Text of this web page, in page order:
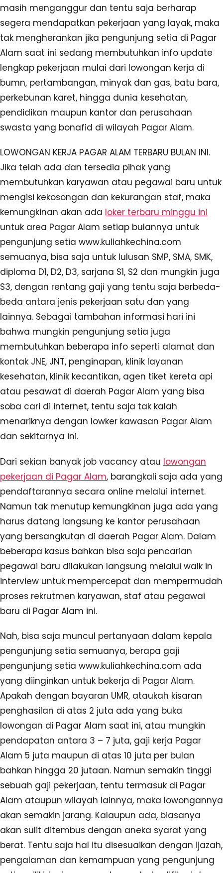
masih menganggur dan tentu saja berharap
segera mendapatkan pekerjaan yang layak, maka
tak mengherankan jika pengunjung setia di Pagar
Alam saat ini sedang membutuhkan info update
lengkap pekerjaan mulai dari lowongan kerja di
bumn, pertambangan, minyak dan gas, batu bara,
perkebunan karet, hingga dunia kesehatan,
pendidikan maupun kantor dan perusahaan
swasta yang bonafid di wilayah Pagar Alam.
LOWONGAN KERJA PAGAR ALAM TERBARU BULAN INI.
Jika telah ada dan tersedia pihak yang
membutuhkan karyawan atau pegawai baru untuk
mengisi kekosongan dan kekurangan staf, maka
kemungkinan akan ada loker terbaru minggu ini
untuk area Pagar Alam setiap bulannya untuk
pengunjung setia www.kuliahkechina.com
semuanya, bisa saja untuk lulusan SMP, SMA, SMK,
diploma D1, D2, D3, sarjana S1, S2 dan mungkin juga
S3, dengan rentang gaji yang tentu saja berbeda-
beda antara jenis pekerjaan satu dan yang
lainnya. Sebagai tambahan informasi hari ini
bahwa mungkin pengunjung setia juga
membutuhkan beberapa info seperti alamat dan
kontak JNE, JNT, penginapan, klinik layanan
kesehatan, klinik kecantikan, agen tiket kereta api
atau pesawat di daerah Pagar Alam yang bisa
soba cari di internet, tentu saja tak kalah
menariknya dengan lowker kawasan Pagar Alam
dan sekitarnya ini.
Dari sekian banyak job vacancy atau lowongan
pekerjaan di Pagar Alam, barangkali saja ada yang
pendaftarannya secara online melalui internet.
Namun tak menutup kemungkinan juga ada yang
harus datang langsung ke kantor perusahaan
yang bersangkutan di daerah Pagar Alam. Dalam
beberapa kasus bahkan bisa saja pencarian
pegawai baru dilakukan langsung melalui walk in
interview untuk mempercepat dan mempermudah
proses rekrutmen karyawan, staf atau pegawai
baru di Pagar Alam ini.
Nah, bisa saja muncul pertanyaan dalam kepala
pengunjung setia semuanya, berapa gaji
pengunjung setia www.kuliahkechina.com ada
yang diinginkan untuk bekerja di Pagar Alam.
Apakah dengan bayaran UMR, ataukah kisaran
penghasilan di atas 2 juta ada yang buka
lowongan di Pagar Alam saat ini, atau mungkin
pendapatan antara 3 – 7 juta, gaji kerja Pagar
Alam 5 juta maupun di atas 10 juta per bulan
bahkan hingga 20 jutaan. Namun semakin tinggi
sebuah gaji pekerjaan, tentu termasuk di Pagar
Alam ataupun wilayah lainnya, maka lowongannya
akan semakin jarang. Kalaupun ada, biasanya
akan sulit ditembus dengan aneka syarat yang
berat. Tentu saja hal itu disesuaikan dengan ijazah,
pengalaman dan kemampuan yang pengunjung